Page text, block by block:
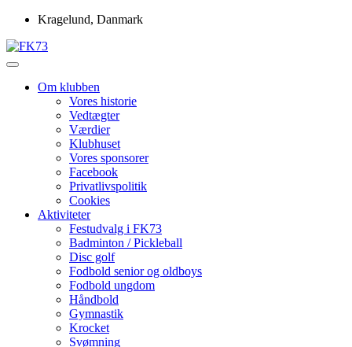
Skip
content
Kragelund, Danmark
FK73
Om klubben
Vores historie
Vedtægter
Værdier
Klubhuset
Vores sponsorer
Facebook
Privatlivspolitik
Cookies
Aktiviteter
Festudvalg i FK73
Badminton / Pickleball
Disc golf
Fodbold senior og oldboys
Fodbold ungdom
Håndbold
Gymnastik
Krocket
Svømning